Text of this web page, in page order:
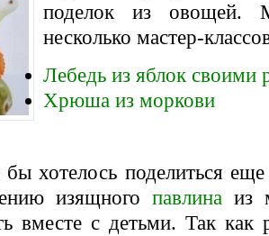
поделок из овощей.
несколько мастер-
Лебедь из яблок своими
Хрюша из моркови
хотелось поделиться
изящного павлина из
вместе с детьми. Так как